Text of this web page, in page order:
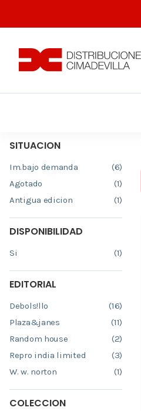
SITUACION
Im.bajo demanda
(6)
Agotado
(1)
Antigua edicion
(1)
DISPONIBILIDAD
Si (1)
EDITORIAL
Debols!llo
(16)
Plaza&janes
(11)
Random house
(2)
Repro india limited
(3)
W. w. norton
(1)
COLECCION